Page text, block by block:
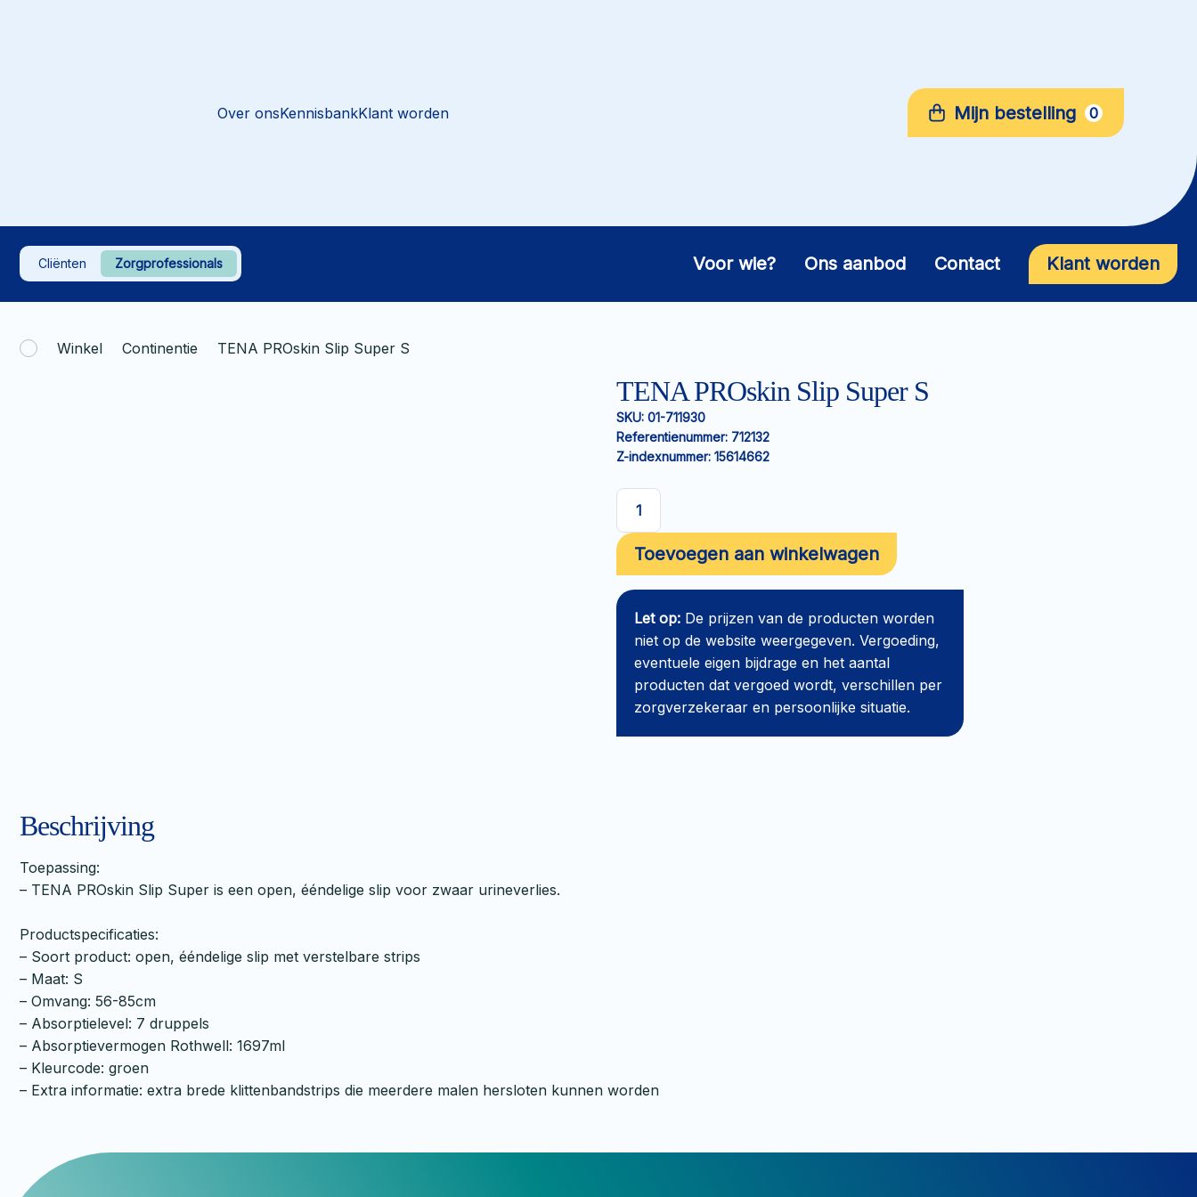
Over onsKennisbankKlant worden Mijn bestelling 0
Cliënten Zorgprofessionals Voor wie? Ons aanbod Contact Klant worden
Winkel Continentie TENA PROskin Slip Super S
TENA PROskin Slip Super S
SKU: 01-711930
Referentienummer: 712132
Z-indexnummer: 15614662
TENA
PROskin
Slip
Super
S
aantal
Toevoegen aan winkelwagen
Let op: De prijzen van de producten worden
niet op de website weergegeven. Vergoeding,
eventuele eigen bijdrage en het aantal
producten dat vergoed wordt, verschillen per
zorgverzekeraar en persoonlijke situatie.
Beschrijving
Toepassing:
– TENA PROskin Slip Super is een open, ééndelige slip voor zwaar urineverlies.
Productspecificaties:
– Soort product: open, ééndelige slip met verstelbare strips
– Maat: S
– Omvang: 56-85cm
– Absorptielevel: 7 druppels
– Absorptievermogen Rothwell: 1697ml
– Kleurcode: groen
– Extra informatie: extra brede klittenbandstrips die meerdere malen hersloten kunnen worden